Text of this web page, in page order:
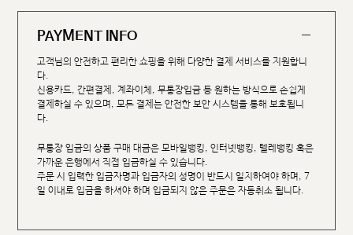
PAYMENT INFO
고객님의 안전하고 편리한 쇼핑을 위해 다양한 결제 서비스를 지원합니
다.
신용카드, 간편결제, 계좌이체, 무통장입금 등 원하는 방식으로 손쉽게
결제하실 수 있으며, 모든 결제는 안전한 보안 시스템을 통해 보호됩니
다.
무통장 입금의 상품 구매 대금은 모바일뱅킹, 인터넷뱅킹, 텔레뱅킹 혹은
가까운 은행에서 직접 입금하실 수 있습니다.
주문 시 입력한 입금자명과 입금자의 성명이 반드시 일치하여야 하며, 7
일 이내로 입금을 하셔야 하며 입금되지 않은 주문은 자동취소 됩니다.